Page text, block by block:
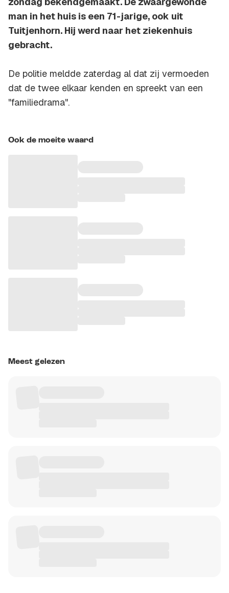
man in het huis is een 71-jarige, ook uit
Tuitjenhorn. Hij werd naar het ziekenhuis
gebracht.
De politie meldde zaterdag al dat zij vermoeden
dat de twee elkaar kenden en spreekt van een
"familiedrama".
Ook de moeite waard
Meest gelezen